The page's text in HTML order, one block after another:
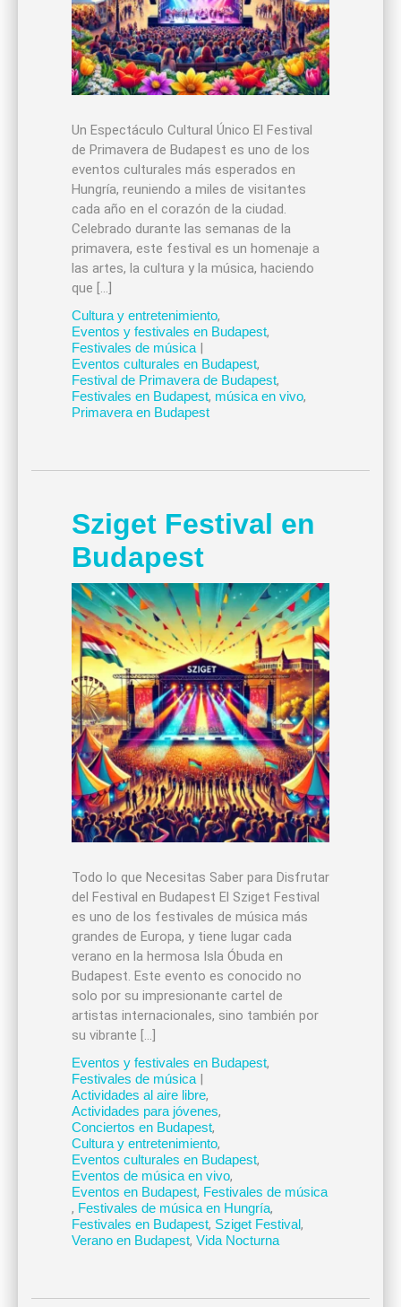
Un Espectáculo Cultural Único El Festival
de Primavera de Budapest es uno de los
eventos culturales más esperados en
Hungría, reuniendo a miles de visitantes
cada año en el corazón de la ciudad.
Celebrado durante las semanas de la
primavera, este festival es un homenaje a
las artes, la cultura y la música, haciendo
que […]
Cultura y entretenimiento,
Eventos y festivales en Budapest,
Festivales de música|
Eventos culturales en Budapest,
Festival de Primavera de Budapest,
Festivales en Budapest, música en vivo,
Primavera en Budapest
Sziget Festival en
Budapest
Todo lo que Necesitas Saber para Disfrutar
del Festival en Budapest El Sziget Festival
es uno de los festivales de música más
grandes de Europa, y tiene lugar cada
verano en la hermosa Isla Óbuda en
Budapest. Este evento es conocido no
solo por su impresionante cartel de
artistas internacionales, sino también por
su vibrante […]
Eventos y festivales en Budapest,
Festivales de música|
Actividades al aire libre,
Actividades para jóvenes,
Conciertos en Budapest,
Cultura y entretenimiento,
Eventos culturales en Budapest,
Eventos de música en vivo,
Eventos en Budapest, Festivales de música
, Festivales de música en Hungría,
Festivales en Budapest, Sziget Festival,
Verano en Budapest, Vida Nocturna